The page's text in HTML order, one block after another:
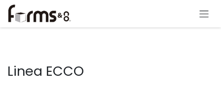
Ir al contenido
Linea ECCO